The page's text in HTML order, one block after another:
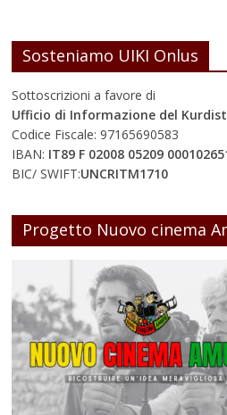
Sosteniamo UIKI Onlus
Sottoscrizioni a favore di
Ufficio di Informazione del
Codice Fiscale: 97165690583
IBAN: IT89 F 02008 05209
BIC/ SWIFT:UNCRITM1710
Progetto Nuovo cinema